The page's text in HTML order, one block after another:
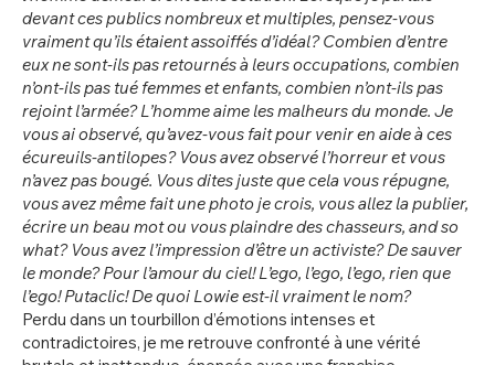
devant ces publics nombreux et multiples, pensez-vous
vraiment qu’ils étaient assoiffés d’idéal? Combien d’entre
eux ne sont-ils pas retournés à leurs occupations, combien
n’ont-ils pas tué femmes et enfants, combien n’ont-ils pas
rejoint l’armée? L’homme aime les malheurs du monde. Je
vous ai observé, qu’avez-vous fait pour venir en aide à ces
écureuils-antilopes? Vous avez observé l’horreur et vous
n’avez pas bougé. Vous dites juste que cela vous répugne,
vous avez même fait une photo je crois, vous allez la publier,
écrire un beau mot ou vous plaindre des chasseurs, and so
what? Vous avez l’impression d’être un activiste? De sauver
le monde? Pour l’amour du ciel! L’ego, l’ego, l’ego, rien que
l’ego! Putaclic! De quoi Lowie est-il vraiment le nom?
Perdu dans un tourbillon d’émotions intenses et
contradictoires, je me retrouve confronté à une vérité